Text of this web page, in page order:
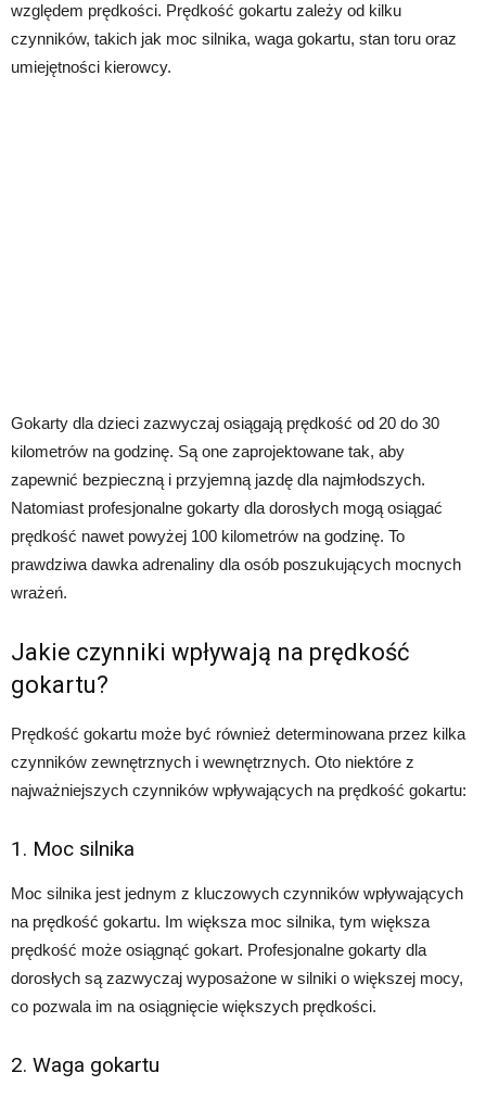
względem prędkości. Prędkość gokartu zależy od kilku
czynników, takich jak moc silnika, waga gokartu, stan toru oraz
umiejętności kierowcy.
Gokarty dla dzieci zazwyczaj osiągają prędkość od 20 do 30
kilometrów na godzinę. Są one zaprojektowane tak, aby
zapewnić bezpieczną i przyjemną jazdę dla najmłodszych.
Natomiast profesjonalne gokarty dla dorosłych mogą osiągać
prędkość nawet powyżej 100 kilometrów na godzinę. To
prawdziwa dawka adrenaliny dla osób poszukujących mocnych
wrażeń.
Jakie czynniki wpływają na prędkość
gokartu?
Prędkość gokartu może być również determinowana przez kilka
czynników zewnętrznych i wewnętrznych. Oto niektóre z
najważniejszych czynników wpływających na prędkość gokartu:
1. Moc silnika
Moc silnika jest jednym z kluczowych czynników wpływających
na prędkość gokartu. Im większa moc silnika, tym większa
prędkość może osiągnąć gokart. Profesjonalne gokarty dla
dorosłych są zazwyczaj wyposażone w silniki o większej mocy,
co pozwala im na osiągnięcie większych prędkości.
2. Waga gokartu